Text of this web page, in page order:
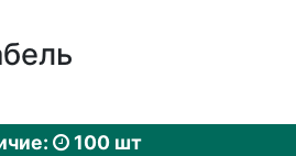
100 шт